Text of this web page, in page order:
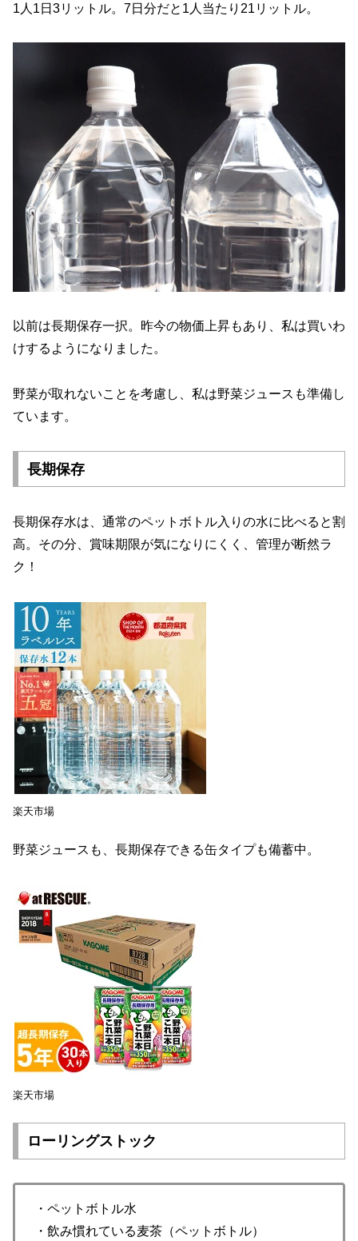
1人1日3リットル。7日分だと1人当たり21リットル。
以前は長期保存一択。昨今の物価上昇もあり、私は買いわ
けするようになりました。
野菜が取れないことを考慮し、私は野菜ジュースも準備し
ています。
長期保存
長期保存水は、通常のペットボトル入りの水に比べると割
高。その分、賞味期限が気になりにくく、管理が断然ラ
ク！
楽天市場
野菜ジュースも、長期保存できる缶タイプも備蓄中。
楽天市場
ローリングストック
・ペットボトル水
・飲み慣れている麦茶（ペットボトル）